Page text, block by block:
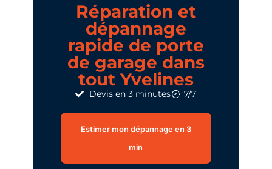
Réparation et
dépannage
rapide de porte
de garage dans
tout Yvelines​
Devis en 3 minutes 7/7
Estimer mon dépannage en 3
min